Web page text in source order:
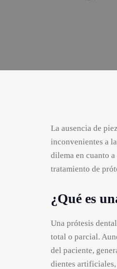
La ausencia de
inconvenientes a
dilema en cuanto
tratamiento de
¿Qué es
Una prótesis
total o parcial.
del paciente,
dientes artificiales,